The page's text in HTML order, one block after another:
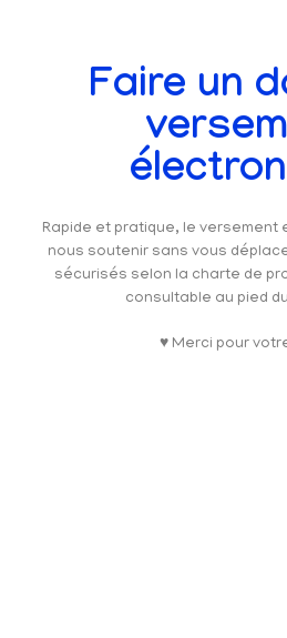
Faire un
Rapide et pratique, le versement
nous soutenir sans vous
sécurisés selon la charte de
consultable au pied
♥ Merci pour